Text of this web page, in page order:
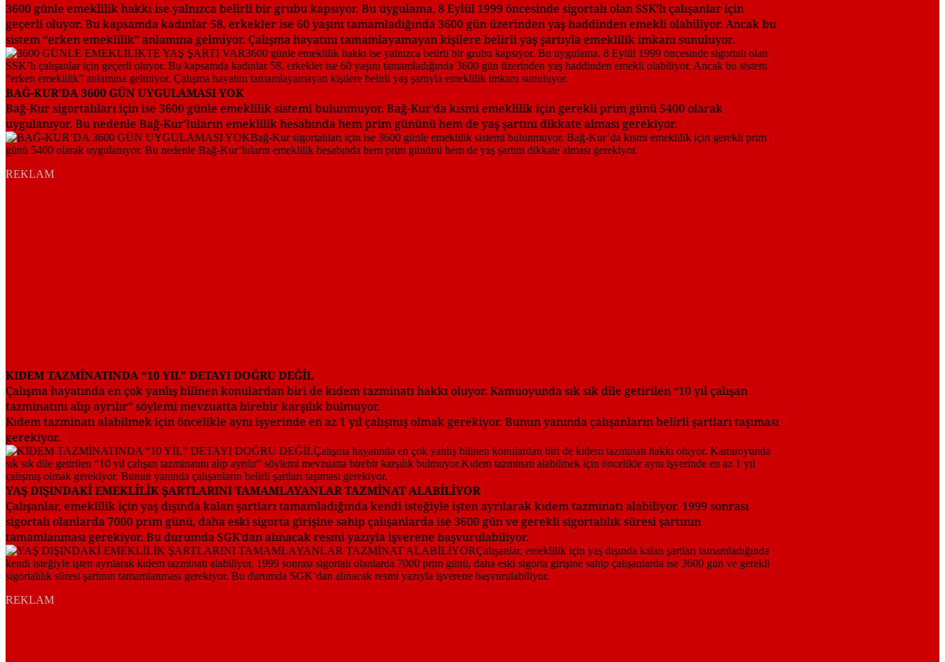
3600 günle emeklilik hakkı ise yalnızca belirli bir grubu kapsıyor. Bu uygulama, 8 Eylül 1999 öncesinde sigortalı olan SSK’lı çalışanlar için
geçerli oluyor. Bu kapsamda kadınlar 58, erkekler ise 60 yaşını tamamladığında 3600 gün üzerinden yaş haddinden emekli olabiliyor. Ancak bu
sistem “erken emeklilik” anlamına gelmiyor. Çalışma hayatını tamamlayamayan kişilere belirli yaş şartıyla emeklilik imkanı sunuluyor.
BAĞ-KUR’DA 3600 GÜN UYGULAMASI YOK
Bağ-Kur sigortalıları için ise 3600 günle emeklilik sistemi bulunmuyor. Bağ-Kur’da kısmi emeklilik için gerekli prim günü 5400 olarak
uygulanıyor. Bu nedenle Bağ-Kur’luların emeklilik hesabında hem prim gününü hem de yaş şartını dikkate alması gerekiyor.
REKLAM
KIDEM TAZMİNATINDA “10 YIL” DETAYI DOĞRU DEĞİL
Çalışma hayatında en çok yanlış bilinen konulardan biri de kıdem tazminatı hakkı oluyor. Kamuoyunda sık sık dile getirilen “10 yıl çalışan
tazminatını alıp ayrılır” söylemi mevzuatta birebir karşılık bulmuyor.
Kıdem tazminatı alabilmek için öncelikle aynı işyerinde en az 1 yıl çalışmış olmak gerekiyor. Bunun yanında çalışanların belirli şartları taşıması
gerekiyor.
YAŞ DIŞINDAKİ EMEKLİLİK ŞARTLARINI TAMAMLAYANLAR TAZMİNAT ALABİLİYOR
Çalışanlar, emeklilik için yaş dışında kalan şartları tamamladığında kendi isteğiyle işten ayrılarak kıdem tazminatı alabiliyor. 1999 sonrası
sigortalı olanlarda 7000 prim günü, daha eski sigorta girişine sahip çalışanlarda ise 3600 gün ve gerekli sigortalılık süresi şartının
tamamlanması gerekiyor. Bu durumda SGK’dan alınacak resmi yazıyla işverene başvurulabiliyor.
REKLAM